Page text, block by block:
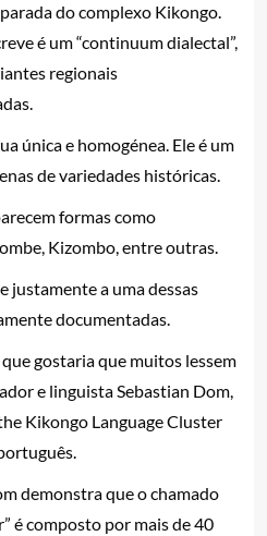
do complexo Kikongo.
é um “continuum dialectal”,
regionais
única e homogénea. Ele é um
de variedades históricas.
formas como
Kizombo, entre outras.
justamente a uma dessas
documentadas.
gostaria que muitos lessem
e linguista Sebastian Dom,
Kikongo Language Cluster
demonstra que o chamado
é composto por mais de 40